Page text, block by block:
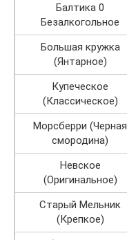
Балтика 0
Безалкогольное
Большая кружка
(Янтарное)
Купеческое
(Классическое)
Морсберри (Черная
смородина)
Невское
(Оригинальное)
Старый Мельник
(Крепкое)